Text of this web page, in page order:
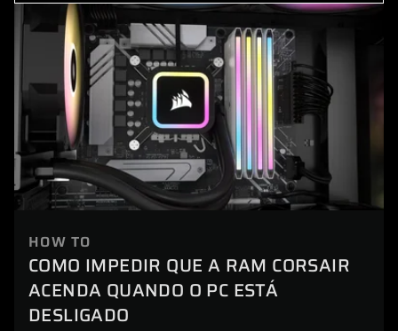
HOW TO
COMO IMPEDIR QUE A RAM CORSAIR
ACENDA QUANDO O PC ESTÁ
DESLIGADO